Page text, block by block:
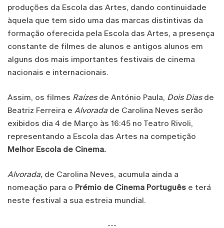
produções da Escola das Artes, dando continuidade
àquela que tem sido uma das marcas distintivas da
formação oferecida pela Escola das Artes, a presença
constante de filmes de alunos e antigos alunos em
alguns dos mais importantes festivais de cinema
nacionais e internacionais.
Assim, os filmes Raízesde António Paula, Dois Diasde
Beatriz Ferreira e Alvoradade Carolina Neves serão
exibidos dia 4 de Março às 16:45 no Teatro Rivoli,
representando a Escola das Artes na competição
Melhor Escola de Cinema.
Alvorada, de Carolina Neves, acumula ainda a
nomeação para o Prémio de Cinema Português e terá
neste festival a sua estreia mundial.
---